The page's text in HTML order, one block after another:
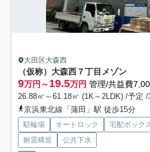
大田区大森西
（仮称）大森西７丁目メゾン
9万円～19.5万円 管理/共益費
26.88㎡～61.18㎡ (1K～2LDK) /予定 /
京浜東北線「蒲田」駅 徒歩15分
駐輪場 オートロック 宅配ボック
耐震構造
公共下水